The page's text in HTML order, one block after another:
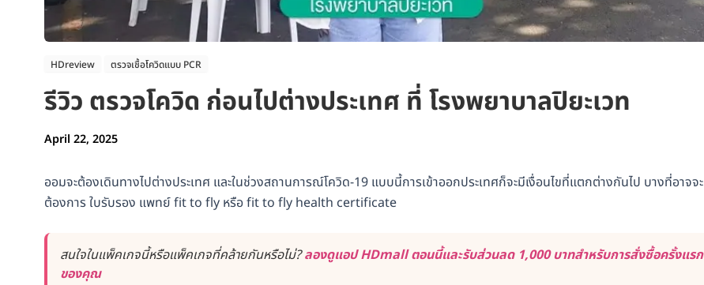
HDreview ตรวจเชื้อโควิดแบบ PCR
รีวิว ตรวจโควิด ก่อนไปต่างประเทศ ที่ โรงพยาบาลปิยะเวท
April 22, 2025
ออมจะต้องเดินทางไปต่างประเทศ และในช่วงสถานการณ์โควิด-19 แบบนี้การเข้าออกประเทศก็จะมีเงื่อนไขที่แตกต่างกันไป บางที่อาจจะ
ต้องการ ใบรับรอง แพทย์ fit to fly หรือ fit to fly health certificate
สนใจในแพ็คเกจนี้หรือแพ็คเกจที่คล้ายกันหรือไม่?ลองดูแอป HDmall ตอนนี้และรับส่วนลด 1,000 บาทสำหรับการสั่งซื้อครั้งแรก
ของคุณ